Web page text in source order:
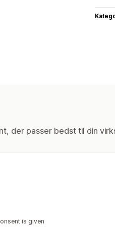
der passer bedst til din
is given